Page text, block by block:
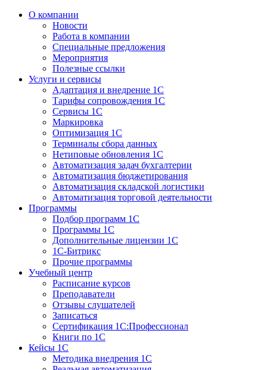
О компании
Новости
Работа в компании
Специальные предложения
Мероприятия
Полезные ссылки
Услуги и сервисы
Адаптация и внедрение 1С
Тарифы сопровождения 1С
Сервисы 1С
Маркировка
Оптимизация 1С
Терминалы сбора данных
Нетиповые обновления 1С
Автоматизация задач бухгалтерии
Автоматизация бюджетирования
Автоматизация складской логистики
Автоматизация торговой деятельности
Программы
Подбор программ 1С
Программы 1С
Дополнительные лицензии 1С
1С-Битрикс
Прочие программы
Учебный центр
Расписание курсов
Преподаватели
Отзывы слушателей
Записаться
Сертификация 1С:Профессионал
Книги по 1С
Кейсы 1С
Методика внедрения 1С